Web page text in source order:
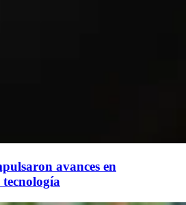
avances en